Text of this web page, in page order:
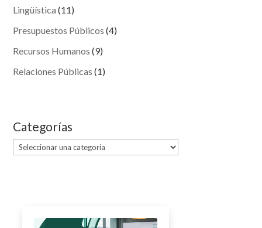
Lingüística (11)
Presupuestos Públicos (4)
Recursos Humanos (9)
Relaciones Públicas (1)
Categorías
Categorías